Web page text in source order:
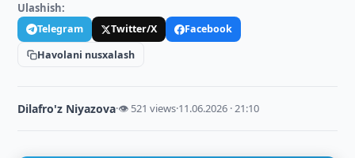
Ulashish:
Telegram Twitter/X
Facebook
Havolani nusxalash
Dilafro'z Niyazova·👁 521 views·11.06.2026 · 21:10